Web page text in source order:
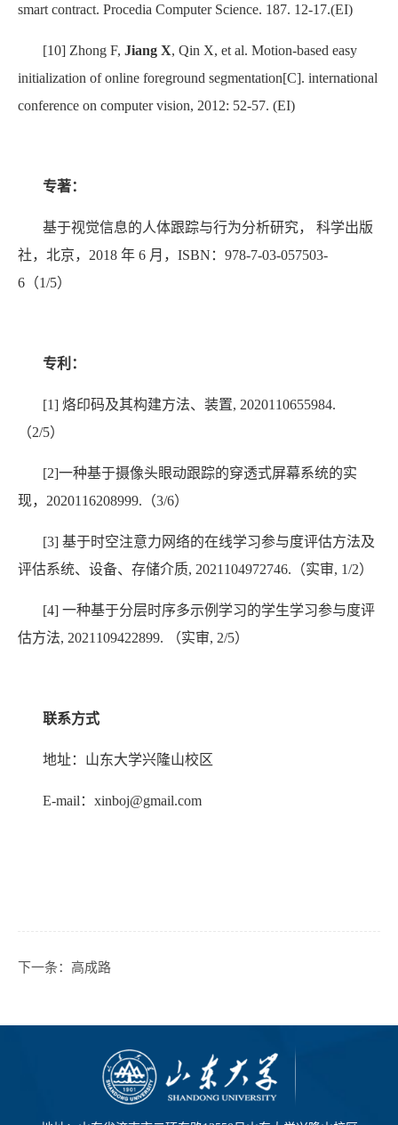
smart contract. Procedia Computer Science. 187. 12-17.(EI)
[10] Zhong F, Jiang X, Qin X, et al. Motion-based easy
initialization of online foreground segmentation[C]. international
conference on computer vision, 2012: 52-57. (EI)
专著：
基于视觉信息的人体跟踪与行为分析研究， 科学出版
社，北京， 2018 年 6 月， ISBN ： 978-7-03-057503-
6 （1/5）
专利：
[1] 烙印码及其构建方法、装置, 2020110655984.
（2/5）
[2]一种基于摄像头眼动跟踪的穿透式屏幕系统的实
现， 2020116208999. （3/6）
[3] 基于时空注意力网络的在线学习参与度评估方法及
评估系统、设备、存储介质, 2021104972746. （实审, 1/2）
[4] 一种基于分层时序多示例学习的学生学习参与度评
估方法, 2021109422899. （实审, 2/5）
联系方式
地址：山东大学兴隆山校区
E-mail ： xinboj@gmail.com
下一条： 高成路